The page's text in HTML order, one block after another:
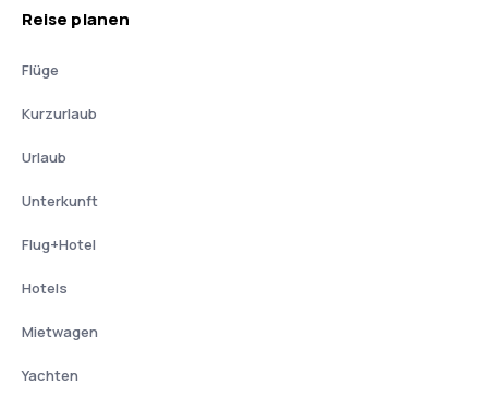
Reise planen
Flüge
Kurzurlaub
Urlaub
Unterkunft
Flug+Hotel
Hotels
Mietwagen
Yachten